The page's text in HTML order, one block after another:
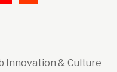
Innovation & Culture